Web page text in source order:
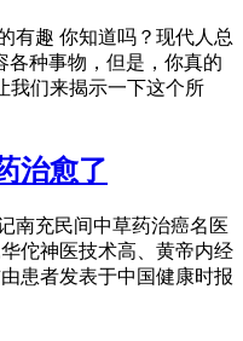
有趣 你知道吗？现代人总
各种事物，但是，你真的
我们来揭示一下这个所
治愈了
南充民间中草药治癌名医
佗神医技术高、黄帝内经
患者发表于中国健康时报